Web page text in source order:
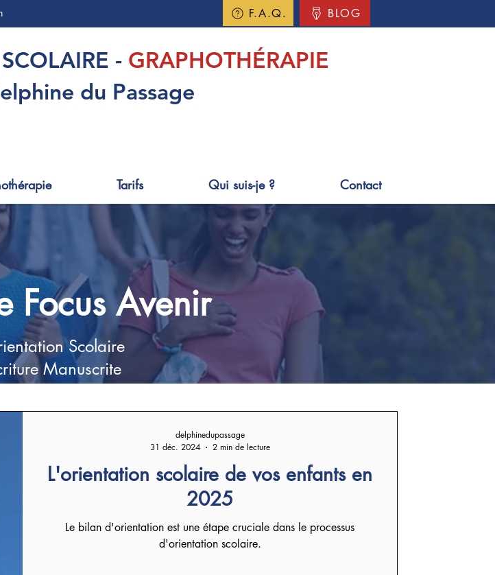
F.A.Q. BLOG
- GRAPHOTHÉRAPIE
du Passage
Tarifs Qui suis-je ? Contact
Focus Avenir
Scolaire
Manuscrite
L'orientation scolaire de vos enfants en
2025
Le bilan d'orientation est une étape cruciale dans le processus
d'orientation scolaire.
delphinedupassage
31 déc. 2024
2 min de lecture